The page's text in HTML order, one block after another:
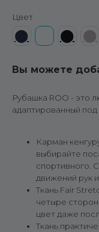
Цвет
⬤ ⬤ ⬤
Вы можете
Рубашка ROO - это
адаптированный
Карман
выбирайте
спортивного.
движений рук и
Ткань Fair
четыре
цвет даже
Ткань